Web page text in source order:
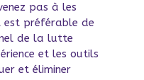
pas à les
est préférable de
de la lutte
et les outils
et éliminer